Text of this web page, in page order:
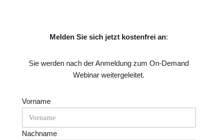
Melden Sie sich jetzt kostenfrei an:
Sie werden nach der Anmeldung zum On-Demand
Webinar weitergeleitet.
Vorname
Nachname